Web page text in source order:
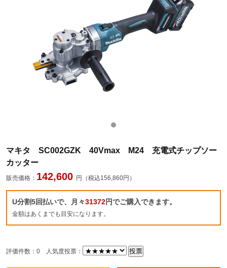
マキタ SC002GZK 40Vmax M24 充電式チップソー
カッター
販売価格： 142,600 円（税込156,860円）
U分割5回払いで、月々31372円でご購入できます。
金額はあくまでも目安になります。
評価件数：0 人気度投票：